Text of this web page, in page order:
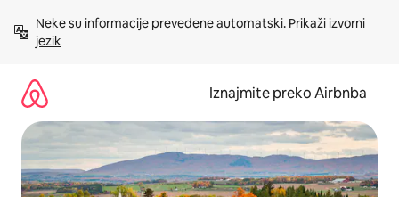
sadržaj
Neke su informacije prevedene automatski. Prikaži izvorni
jezik
Iznajmite preko Airbnba